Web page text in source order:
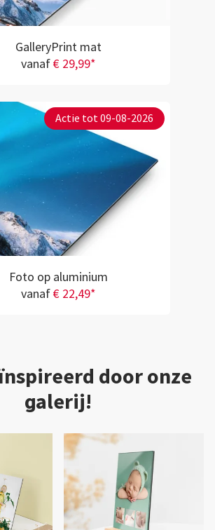
GalleryPrint mat
vanaf€ 29,99*
Actie tot 09-08-2026
Foto op aluminium
vanaf€ 22,49*
door onze
galerij!